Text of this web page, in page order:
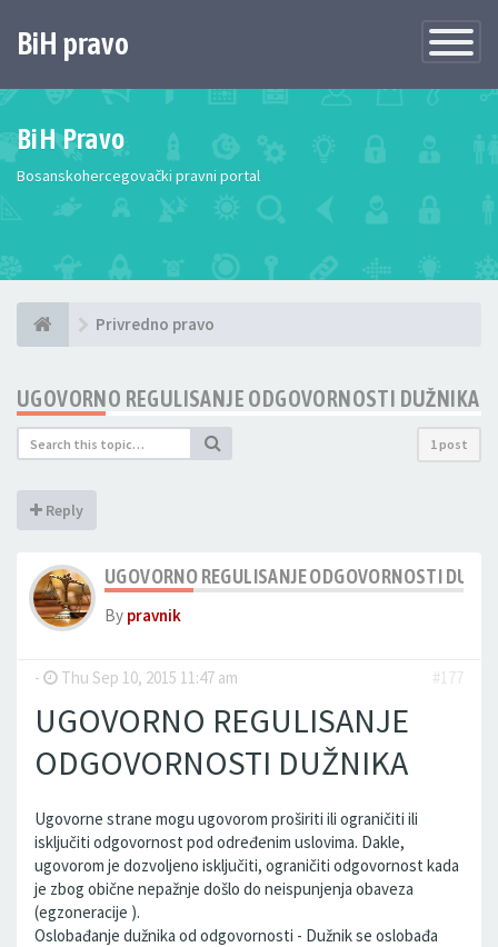
Toggle
BiH pravo
BiH Pravo
Bosanskohercegovački pravni portal
Privredno pravo
UGOVORNO REGULISANJE ODGOVORNOSTI DUŽNIKA
1 post
Reply
UGOVORNO REGULISANJE ODGOVORNOSTI
By pravnik
- Thu Sep 10, 2015 11:47 am #177
UGOVORNO REGULISANJE
ODGOVORNOSTI DUŽNIKA
Ugovorne strane mogu ugovorom proširiti ili ograničiti ili
isključiti odgovornost pod određenim uslovima. Dakle,
ugovorom je dozvoljeno isključiti, ograničiti odgovornost kada
je zbog obične nepažnje došlo do neispunjenja obaveza
(egzoneracije ).
Oslobađanje dužnika od odgovornosti - Dužnik se oslobađa